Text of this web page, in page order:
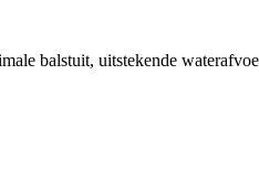
balstuit, uitstekende